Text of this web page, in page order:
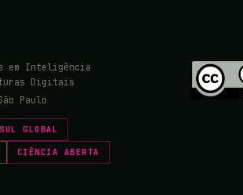
em Inteligência
Digitais
Paulo
SUL GLOBAL
CIÊNCIA ABERTA